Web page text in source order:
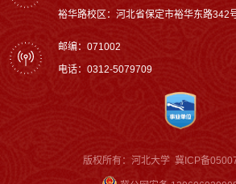
裕华路校区‌：河北省保定市裕华东路342
邮编：071002
电话：0312-5079709
版权所有：河北大学 冀ICP备